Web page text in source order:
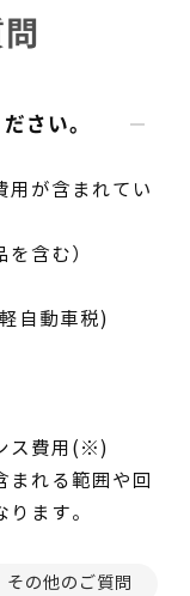
さい。
用が含まれてい
含む）
自動車税)
ス費用(※)
れる範囲や回
ます。
その他のご質問